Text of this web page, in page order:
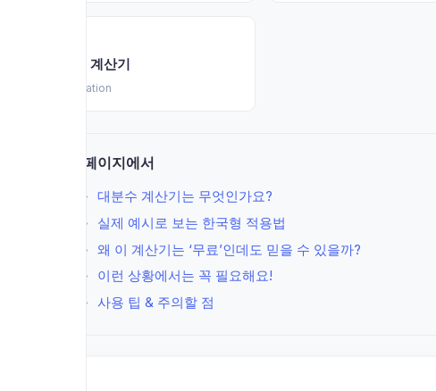
점수 계산기
Education
이 페이지에서
대분수 계산기는 무엇인가요?
실제 예시로 보는 한국형 적용법
왜 이 계산기는 ‘무료’인데도 믿을 수 있을까?
이런 상황에서는 꼭 필요해요!
사용 팁 & 주의할 점